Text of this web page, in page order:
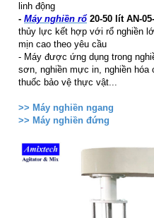
linh động
- Máy nghiền rổ 20-50 lít AN-
thủy lực kết hợp với rổ nghiền
mịn cao theo yêu cầu
- Máy được ứng dụng trong n
sơn, nghiền mực in, nghiền hóa
thuốc bảo vệ thực vật...
>> Máy nghiền ngang
>> Máy nghiền đứng